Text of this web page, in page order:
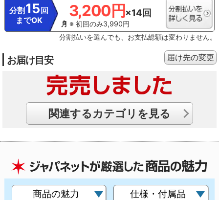
分割 15 回
までOK
3,200円×14回
※ 初回のみ3,990円
分割払いを選んでも、お支払総額は変わりません。
お届け目安 届け先の変更
関連するカテゴリを見る
商品の魅力 仕様・付属品